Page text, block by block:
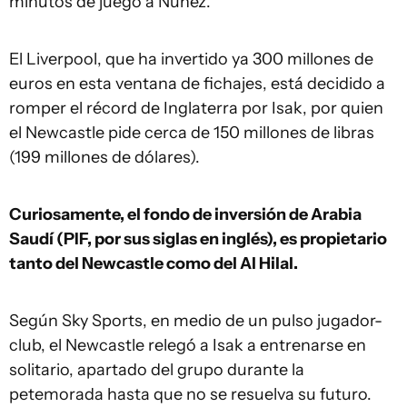
El Liverpool, que ha invertido ya 300 millones de
euros en esta ventana de fichajes, está decidido a
romper el récord de Inglaterra por Isak, por quien
el Newcastle pide cerca de 150 millones de libras
(199 millones de dólares).
Curiosamente, el fondo de inversión de Arabia
Saudí (PIF, por sus siglas en inglés), es propietario
tanto del Newcastle como del Al Hilal.
Según Sky Sports, en medio de un pulso jugador-
club, el Newcastle relegó a Isak a entrenarse en
solitario, apartado del grupo durante la
petemorada hasta que no se resuelva su futuro.